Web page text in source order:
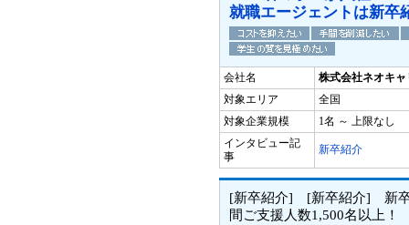
就職エージェントは新卒
会社名
株式会社ネオキ
対象エリア
全国
対象企業規模
1名 ～ 上限なし
インタビュー記
事
新卒紹介
[新卒紹介] [新卒紹介] 新卒
間ご支援人数1,500名以上